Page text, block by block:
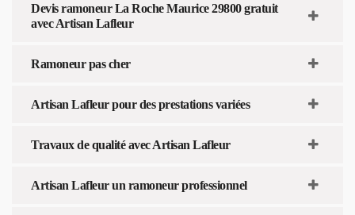
Devis ramoneur La Roche Maurice 29800 gratuit
avec Artisan Lafleur
Ramoneur pas cher
Artisan Lafleur pour des prestations variées
Travaux de qualité avec Artisan Lafleur
Artisan Lafleur un ramoneur professionnel